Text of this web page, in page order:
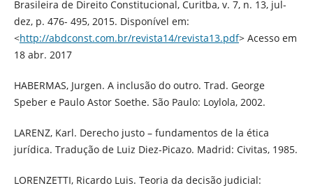
Brasileira de Direito Constitucional, Curitba, v. 7, n. 13, jul-
dez, p. 476- 495, 2015. Disponível em:
<http://abdconst.com.br/revista14/revista13.pdf> Acesso em
18 abr. 2017
HABERMAS, Jurgen. A inclusão do outro. Trad. George
Speber e Paulo Astor Soethe. São Paulo: Loylola, 2002.
LARENZ, Karl. Derecho justo – fundamentos de la ética
jurídica. Tradução de Luiz Diez-Picazo. Madrid: Civitas, 1985.
LORENZETTI, Ricardo Luis. Teoria da decisão judicial: